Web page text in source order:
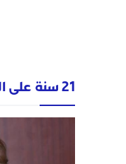
21 سنة على الخطاب الملكي